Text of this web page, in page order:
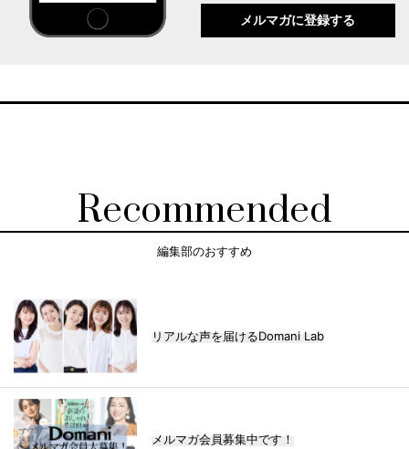
メルマガに登録する
Recommended
編集部のおすすめ
リアルな声を届けるDomani Lab
メルマガ会員募集中です！